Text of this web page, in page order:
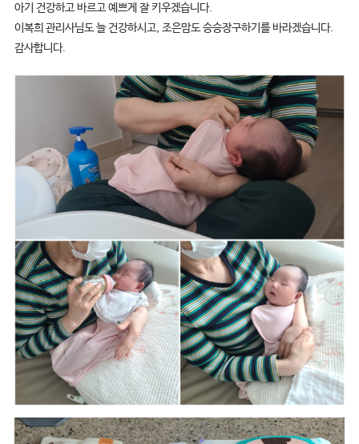
아기 건강하고 바르고 예쁘게 잘 키우겠습니다.
이복희 관리사님도 늘 건강하시고, 조은맘도 승승장구하기를 바라겠습니다.
감사합니다.